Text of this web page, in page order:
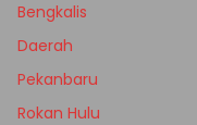
Bengkalis
Daerah
Pekanbaru
Rokan Hulu